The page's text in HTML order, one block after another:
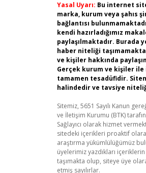
Yasal Uyarı: Bu internet
marka, kurum veya şahıs
bağlantısı
kendi hazırladığımız
paylaşılmaktadır. Burada
haber niteliği
ve kişiler hakkında
Gerçek kurum ve kişiler
tamamen tesadüfidir.
halindedir ve tavsiye
Sitemiz, 5651 Sayılı Kanun
ve İletişim Kurumu (BTK)
Sağlayıcı olarak hizmet
sitedeki içerikleri proaktif
araştırma yükümlülüğümüz
üyelerimiz yazdıkları
taşımakta olup, siteye üye
etmiş sayılırlar.